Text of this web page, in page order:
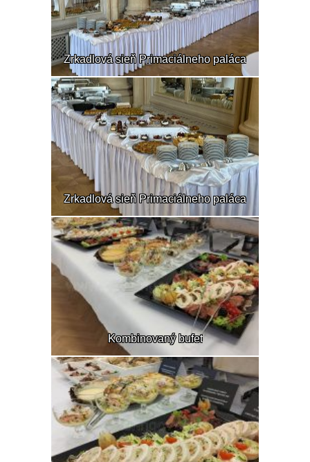
Zrkadlová sieň Primaciálneho paláca
Zrkadlová sieň Primaciálneho paláca
Kombinovaný bufet